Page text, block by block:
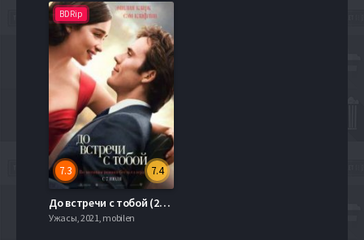
BDRip
7.4
7.3
До встречи с тобой (2016)
Ужасы, 2021, mobilen